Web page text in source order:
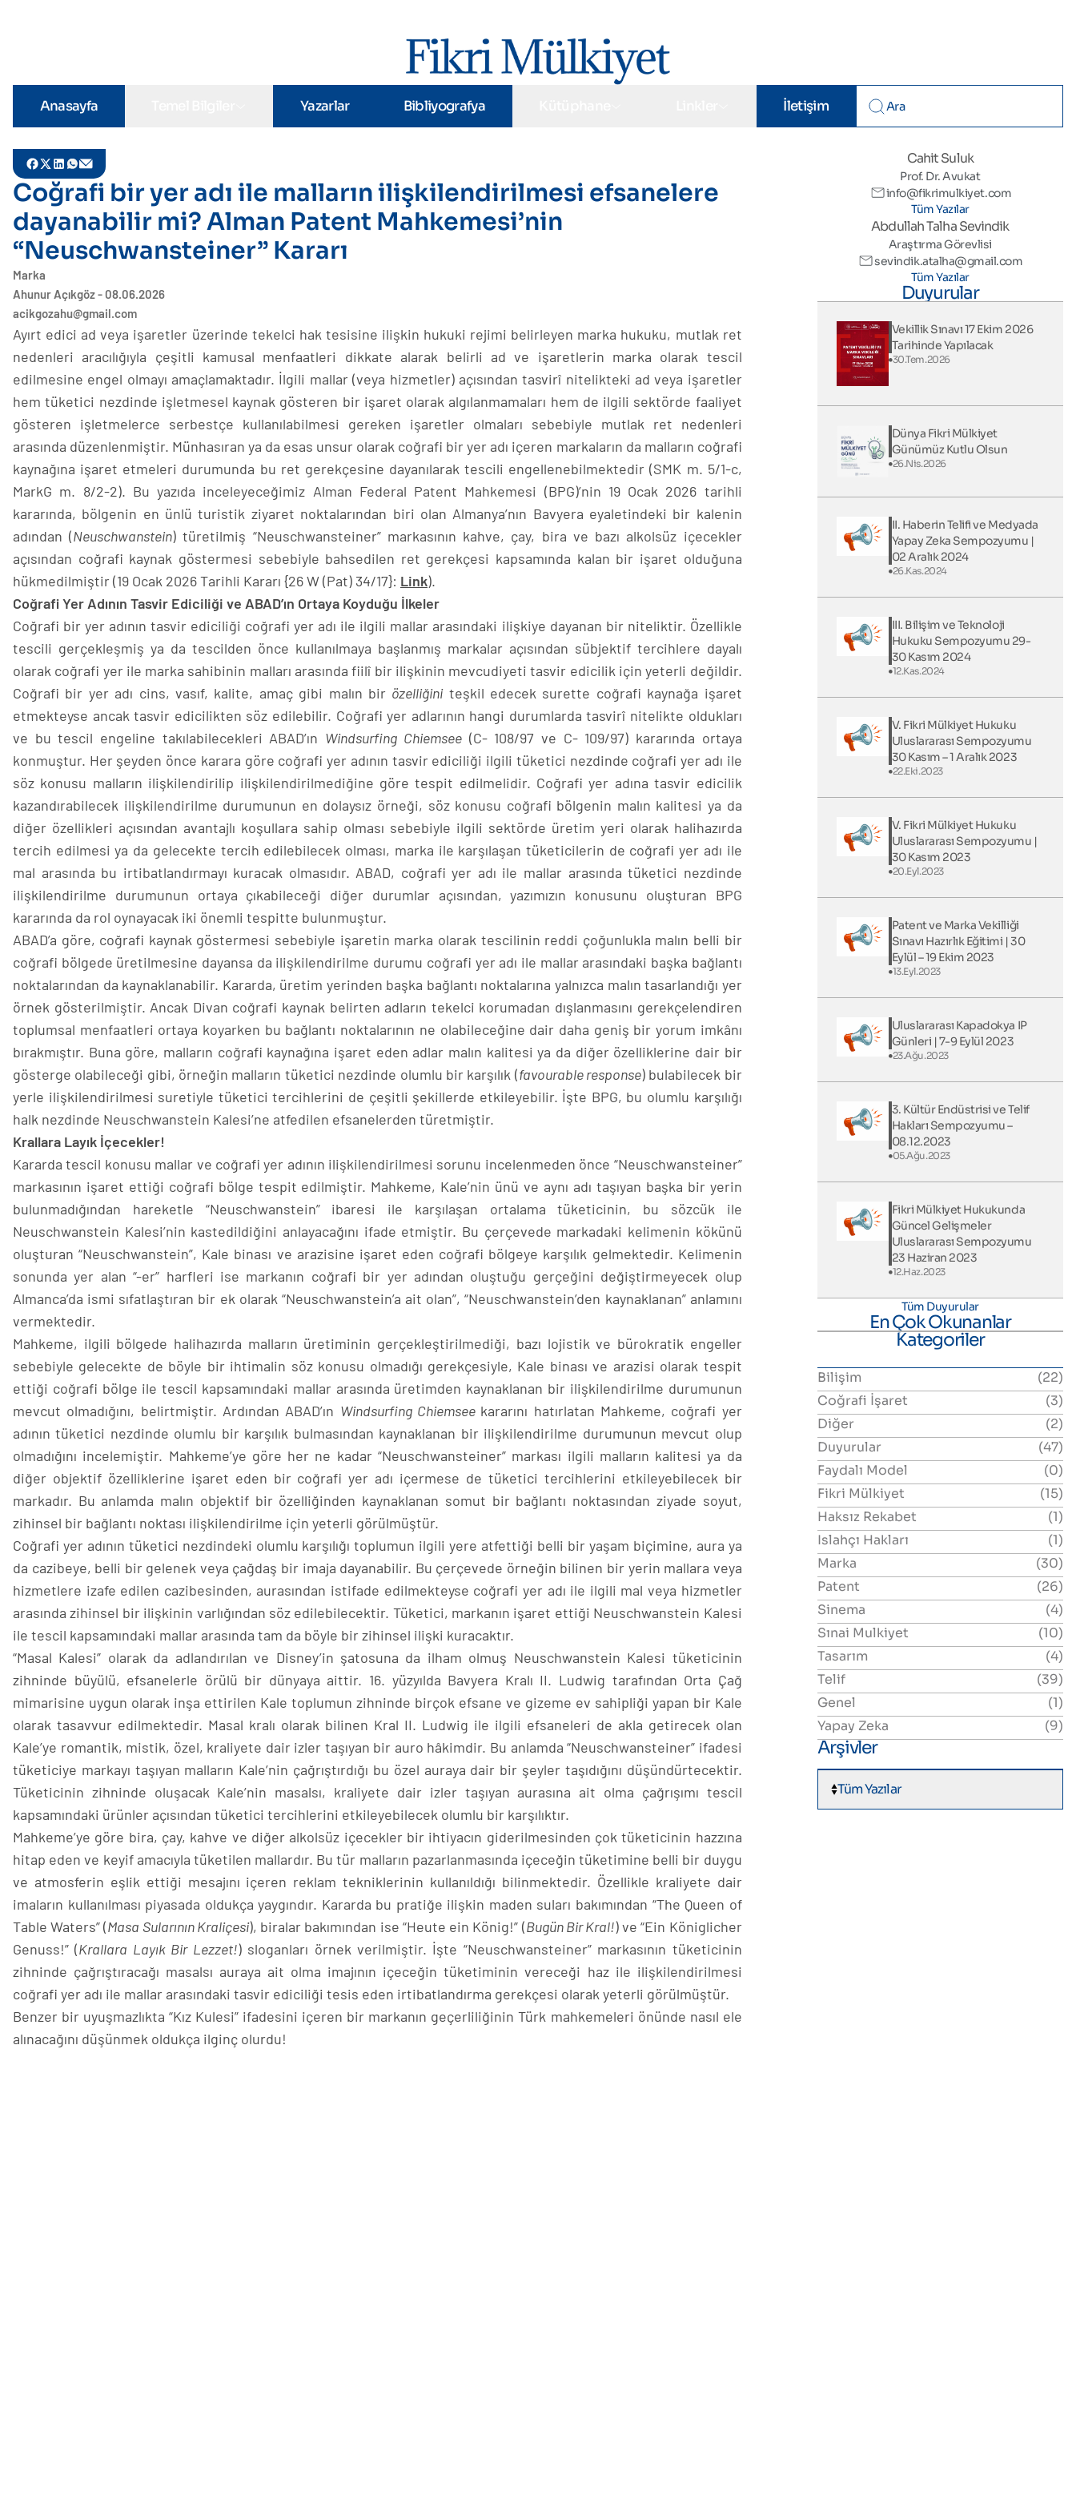
Anasayfa Yazarlar Bibliyografya İletişim
Coğrafi bir yer adı ile malların ilişkilendirilmesi efsanelere
dayanabilir mi? Alman Patent Mahkemesi’nin
“Neuschwansteiner” Kararı
Marka
Ahunur Açıkgöz - 08.06.2026
acikgozahu@gmail.com
Ayırt edici ad veya işaretler üzerinde tekelci hak tesisine ilişkin hukuki rejimi belirleyen marka hukuku, mutlak ret
nedenleri aracılığıyla çeşitli kamusal menfaatleri dikkate alarak belirli ad ve işaretlerin marka olarak tescil
edilmesine engel olmayı amaçlamaktadır. İlgili mallar (veya hizmetler) açısından tasvirî nitelikteki ad veya işaretler
hem tüketici nezdinde işletmesel kaynak gösteren bir işaret olarak algılanmamaları hem de ilgili sektörde faaliyet
gösteren işletmelerce serbestçe kullanılabilmesi gereken işaretler olmaları sebebiyle mutlak ret nedenleri
arasında düzenlenmiştir. Münhasıran ya da esas unsur olarak coğrafi bir yer adı içeren markaların da malların coğrafi
kaynağına işaret etmeleri durumunda bu ret gerekçesine dayanılarak tescili engellenebilmektedir (SMK m. 5/1-c,
MarkG m. 8/2-2). Bu yazıda inceleyeceğimiz Alman Federal Patent Mahkemesi (BPG)’nin 19 Ocak 2026 tarihli
kararında, bölgenin en ünlü turistik ziyaret noktalarından biri olan Almanya’nın Bavyera eyaletindeki bir kalenin
adından (Neuschwanstein) türetilmiş “Neuschwansteiner” markasının kahve, çay, bira ve bazı alkolsüz içecekler
açısından coğrafi kaynak göstermesi sebebiyle bahsedilen ret gerekçesi kapsamında kalan bir işaret olduğuna
hükmedilmiştir (19 Ocak 2026 Tarihli Kararı {26 W (Pat) 34/17}: Link).
Coğrafi Yer Adının Tasvir Ediciliği ve ABAD’ın Ortaya Koyduğu İlkeler
Coğrafi bir yer adının tasvir ediciliği coğrafi yer adı ile ilgili mallar arasındaki ilişkiye dayanan bir niteliktir. Özellikle
tescili gerçekleşmiş ya da tescilden önce kullanılmaya başlanmış markalar açısından sübjektif tercihlere dayalı
olarak coğrafi yer ile marka sahibinin malları arasında fiilî bir ilişkinin mevcudiyeti tasvir edicilik için yeterli değildir.
Coğrafi bir yer adı cins, vasıf, kalite, amaç gibi malın bir özelliğiniteşkil edecek surette coğrafi kaynağa işaret
etmekteyse ancak tasvir edicilikten söz edilebilir. Coğrafi yer adlarının hangi durumlarda tasvirî nitelikte oldukları
ve bu tescil engeline takılabilecekleri ABAD’ın Windsurfing Chiemsee(C- 108/97 ve C- 109/97) kararında ortaya
konmuştur. Her şeyden önce karara göre coğrafi yer adının tasvir ediciliği ilgili tüketici nezdinde coğrafi yer adı ile
söz konusu malların ilişkilendirilip ilişkilendirilmediğine göre tespit edilmelidir. Coğrafi yer adına tasvir edicilik
kazandırabilecek ilişkilendirilme durumunun en dolaysız örneği, söz konusu coğrafi bölgenin malın kalitesi ya da
diğer özellikleri açısından avantajlı koşullara sahip olması sebebiyle ilgili sektörde üretim yeri olarak halihazırda
tercih edilmesi ya da gelecekte tercih edilebilecek olması, marka ile karşılaşan tüketicilerin de coğrafi yer adı ile
mal arasında bu irtibatlandırmayı kuracak olmasıdır. ABAD, coğrafi yer adı ile mallar arasında tüketici nezdinde
ilişkilendirilme durumunun ortaya çıkabileceği diğer durumlar açısından, yazımızın konusunu oluşturan BPG
kararında da rol oynayacak iki önemli tespitte bulunmuştur.
ABAD’a göre, coğrafi kaynak göstermesi sebebiyle işaretin marka olarak tescilinin reddi çoğunlukla malın belli bir
coğrafi bölgede üretilmesine dayansa da ilişkilendirilme durumu coğrafi yer adı ile mallar arasındaki başka bağlantı
noktalarından da kaynaklanabilir. Kararda, üretim yerinden başka bağlantı noktalarına yalnızca malın tasarlandığı yer
örnek gösterilmiştir. Ancak Divan coğrafi kaynak belirten adların tekelci korumadan dışlanmasını gerekçelendiren
toplumsal menfaatleri ortaya koyarken bu bağlantı noktalarının ne olabileceğine dair daha geniş bir yorum imkânı
bırakmıştır. Buna göre, malların coğrafi kaynağına işaret eden adlar malın kalitesi ya da diğer özelliklerine dair bir
gösterge olabileceği gibi, örneğin malların tüketici nezdinde olumlu bir karşılık (favourable response) bulabilecek bir
yerle ilişkilendirilmesi suretiyle tüketici tercihlerini de çeşitli şekillerde etkileyebilir. İşte BPG, bu olumlu karşılığı
halk nezdinde Neuschwanstein Kalesi’ne atfedilen efsanelerden türetmiştir.
Krallara Layık İçecekler!
Kararda tescil konusu mallar ve coğrafi yer adının ilişkilendirilmesi sorunu incelenmeden önce “Neuschwansteiner”
markasının işaret ettiği coğrafi bölge tespit edilmiştir. Mahkeme, Kale’nin ünü ve aynı adı taşıyan başka bir yerin
bulunmadığından hareketle “Neuschwanstein” ibaresi ile karşılaşan ortalama tüketicinin, bu sözcük ile
Neuschwanstein Kalesi’nin kastedildiğini anlayacağını ifade etmiştir. Bu çerçevede markadaki kelimenin kökünü
oluşturan “Neuschwanstein”, Kale binası ve arazisine işaret eden coğrafi bölgeye karşılık gelmektedir. Kelimenin
sonunda yer alan “-er” harfleri ise markanın coğrafi bir yer adından oluştuğu gerçeğini değiştirmeyecek olup
Almanca’da ismi sıfatlaştıran bir ek olarak “Neuschwanstein’a ait olan”, “Neuschwanstein’den kaynaklanan” anlamını
vermektedir.
Mahkeme, ilgili bölgede halihazırda malların üretiminin gerçekleştirilmediği, bazı lojistik ve bürokratik engeller
sebebiyle gelecekte de böyle bir ihtimalin söz konusu olmadığı gerekçesiyle, Kale binası ve arazisi olarak tespit
ettiği coğrafi bölge ile tescil kapsamındaki mallar arasında üretimden kaynaklanan bir ilişkilendirilme durumunun
mevcut olmadığını, belirtmiştir. Ardından ABAD’ın Windsurfing Chiemsee kararını hatırlatan Mahkeme, coğrafi yer
adının tüketici nezdinde olumlu bir karşılık bulmasından kaynaklanan bir ilişkilendirilme durumunun mevcut olup
olmadığını incelemiştir. Mahkeme’ye göre her ne kadar “Neuschwansteiner” markası ilgili malların kalitesi ya da
diğer objektif özelliklerine işaret eden bir coğrafi yer adı içermese de tüketici tercihlerini etkileyebilecek bir
markadır. Bu anlamda malın objektif bir özelliğinden kaynaklanan somut bir bağlantı noktasından ziyade soyut,
zihinsel bir bağlantı noktası ilişkilendirilme için yeterli görülmüştür.
Coğrafi yer adının tüketici nezdindeki olumlu karşılığı toplumun ilgili yere atfettiği belli bir yaşam biçimine, aura ya
da cazibeye, belli bir gelenek veya çağdaş bir imaja dayanabilir. Bu çerçevede örneğin bilinen bir yerin mallara veya
hizmetlere izafe edilen cazibesinden, aurasından istifade edilmekteyse coğrafi yer adı ile ilgili mal veya hizmetler
arasında zihinsel bir ilişkinin varlığından söz edilebilecektir. Tüketici, markanın işaret ettiği Neuschwanstein Kalesi
ile tescil kapsamındaki mallar arasında tam da böyle bir zihinsel ilişki kuracaktır.
“Masal Kalesi” olarak da adlandırılan ve Disney’in şatosuna da ilham olmuş Neuschwanstein Kalesi tüketicinin
zihninde büyülü, efsanelerle örülü bir dünyaya aittir. 16. yüzyılda Bavyera Kralı II. Ludwig tarafından Orta Çağ
mimarisine uygun olarak inşa ettirilen Kale toplumun zihninde birçok efsane ve gizeme ev sahipliği yapan bir Kale
olarak tasavvur edilmektedir. Masal kralı olarak bilinen Kral II. Ludwig ile ilgili efsaneleri de akla getirecek olan
Kale’ye romantik, mistik, özel, kraliyete dair izler taşıyan bir auro hâkimdir. Bu anlamda “Neuschwansteiner” ifadesi
tüketiciye markayı taşıyan malların Kale’nin çağrıştırdığı bu özel auraya dair bir şeyler taşıdığını düşündürtecektir.
Tüketicinin zihninde oluşacak Kale’nin masalsı, kraliyete dair izler taşıyan aurasına ait olma çağrışımı tescil
kapsamındaki ürünler açısından tüketici tercihlerini etkileyebilecek olumlu bir karşılıktır.
Mahkeme’ye göre bira, çay, kahve ve diğer alkolsüz içecekler bir ihtiyacın giderilmesinden çok tüketicinin hazzına
hitap eden ve keyif amacıyla tüketilen mallardır. Bu tür malların pazarlanmasında içeceğin tüketimine belli bir duygu
ve atmosferin eşlik ettiği mesajını içeren reklam tekniklerinin kullanıldığı bilinmektedir. Özellikle kraliyete dair
imaların kullanılması piyasada oldukça yaygındır. Kararda bu pratiğe ilişkin maden suları bakımından “The Queen of
Table Waters” (Masa Sularının Kraliçesi), biralar bakımından ise “Heute ein König!” (Bugün Bir Kral!) ve “Ein Königlicher
Genuss!” (Krallara Layık Bir Lezzet!) sloganları örnek verilmiştir. İşte “Neuschwansteiner” markasının tüketicinin
zihninde çağrıştıracağı masalsı auraya ait olma imajının içeceğin tüketiminin vereceği haz ile ilişkilendirilmesi
coğrafi yer adı ile mallar arasındaki tasvir ediciliği tesis eden irtibatlandırma gerekçesi olarak yeterli görülmüştür.
Benzer bir uyuşmazlıkta “Kız Kulesi” ifadesini içeren bir markanın geçerliliğinin Türk mahkemeleri önünde nasıl ele
alınacağını düşünmek oldukça ilginç olurdu!
Cahit Suluk
Prof. Dr. Avukat
info@fikrimulkiyet.com
Tüm Yazılar
Abdullah Talha Sevindik
Araştırma Görevlisi
sevindik.atalha@gmail.com
Tüm Yazılar
Duyurular
Vekillik Sınavı 17 Ekim 2026
Tarihinde Yapılacak
30.Tem.2026
Dünya Fikri Mülkiyet
Günümüz Kutlu Olsun
26.Nis.2026
II. Haberin Telifi ve Medyada
Yapay Zeka Sempozyumu |
02 Aralık 2024
26.Kas.2024
III. Bilişim ve Teknoloji
Hukuku Sempozyumu 29-
30 Kasım 2024
12.Kas.2024
V. Fikri Mülkiyet Hukuku
Uluslararası Sempozyumu
30 Kasım – 1 Aralık 2023
22.Eki.2023
V. Fikri Mülkiyet Hukuku
Uluslararası Sempozyumu |
30 Kasım 2023
20.Eyl.2023
Patent ve Marka Vekilliği
Sınavı Hazırlık Eğitimi | 30
Eylül – 19 Ekim 2023
13.Eyl.2023
Uluslararası Kapadokya IP
Günleri​ | 7-9 Eylül 2023
23.Ağu.2023
3. Kültür Endüstrisi ve Telif
Hakları Sempozyumu –
08.12.2023
05.Ağu.2023
Fikri Mülkiyet Hukukunda
Güncel Gelişmeler
Uluslararası Sempozyumu
23 Haziran 2023
12.Haz.2023
Tüm Duyurular
En Çok Okunanlar
Kategoriler
Bilişim
(22)
Coğrafi İşaret
(3)
Diğer
(2)
Duyurular
(47)
Faydalı Model
(0)
Fikri Mülkiyet
(15)
Haksız Rekabet
(1)
Islahçı Hakları
(1)
Marka
(30)
Patent
(26)
Sinema
(4)
Sınai Mulkiyet
(10)
Tasarım
(4)
Telif
(39)
Genel
(1)
Yapay Zeka
(9)
Arşivler
Tüm Yazılar